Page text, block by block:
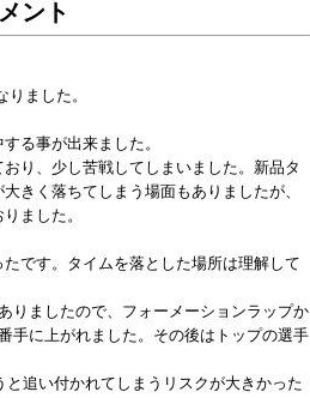
ント
ました。
る事が出来ました。
り、少し苦戦してしまいました。新品タ
きく落ちてしまう場面もありましたが、
ました。
です。タイムを落とした場所は理解して
りましたので、フォーメーションラップか
手に上がれました。その後はトップの選手
追い付かれてしまうリスクが大きかった